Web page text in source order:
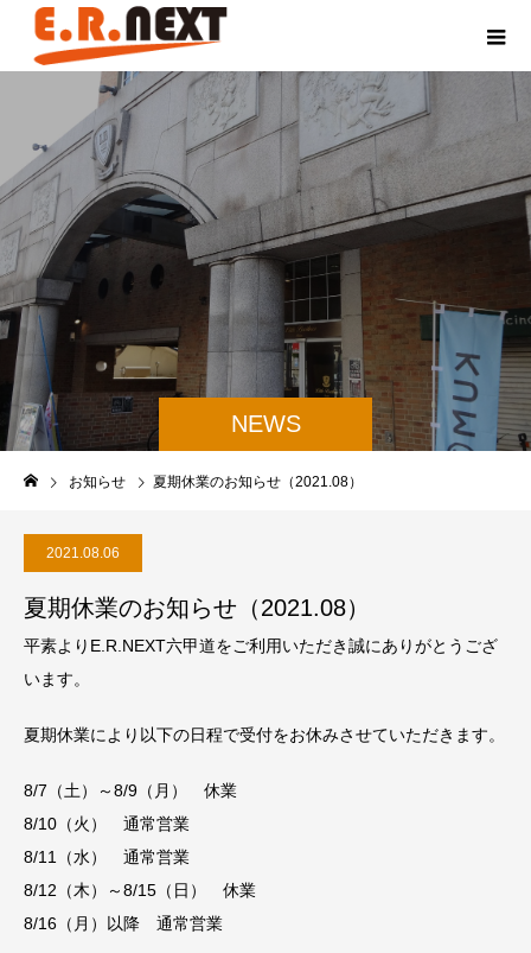
NEWS
お知らせ 夏期休業のお知らせ（2021.08）
2021.08.06
夏期休業のお知らせ（2021.08）
平素よりE.R.NEXT六甲道をご利用いただき誠にありがとうござ
います。
夏期休業により以下の日程で受付をお休みさせていただきます。
8/7（土）～8/9（月） 休業
8/10（火） 通常営業
8/11（水） 通常営業
8/12（木）～8/15（日） 休業
8/16（月）以降 通常営業